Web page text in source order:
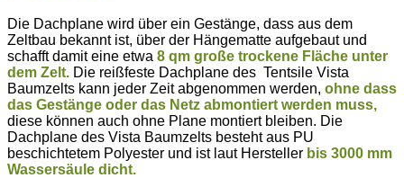
Die Dachplane wird über ein Gestänge, dass aus dem
Zeltbau bekannt ist, über der Hängematte aufgebaut und
schafft damit eine etwa 8 qm große trockene Fläche unter
dem Zelt. Die reißfeste Dachplane des Tentsile Vista
Baumzelts kann jeder Zeit abgenommen werden, ohne dass
das Gestänge oder das Netz abmontiert werden muss,
diese können auch ohne Plane montiert bleiben. Die
Dachplane des Vista Baumzelts besteht aus PU
beschichtetem Polyester und ist laut Hersteller bis 3000 mm
Wassersäule dicht.